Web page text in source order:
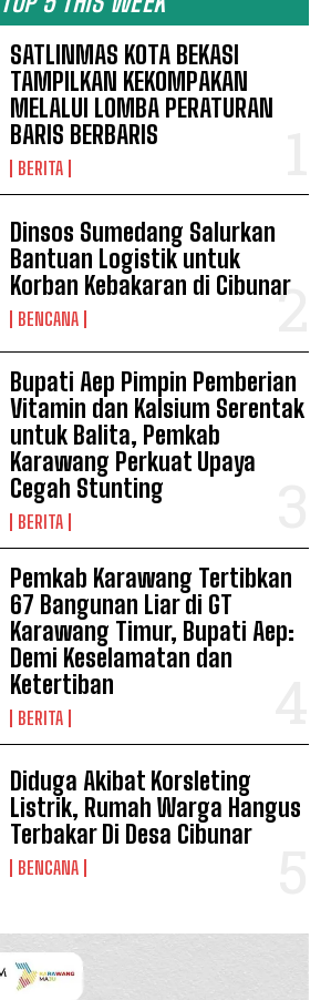
SATLINMAS KOTA BEKASI
TAMPILKAN KEKOMPAKAN
MELALUI LOMBA PERATURAN
BARIS BERBARIS
BERITA
Dinsos Sumedang Salurkan
Bantuan Logistik untuk
Korban Kebakaran di Cibunar
BENCANA
Bupati Aep Pimpin Pemberian
Vitamin dan Kalsium Serentak
untuk Balita, Pemkab
Karawang Perkuat Upaya
Cegah Stunting
BERITA
Pemkab Karawang Tertibkan
67 Bangunan Liar di GT
Karawang Timur, Bupati Aep:
Demi Keselamatan dan
Ketertiban
BERITA
Diduga Akibat Korsleting
Listrik, Rumah Warga Hangus
Terbakar Di Desa Cibunar
BENCANA